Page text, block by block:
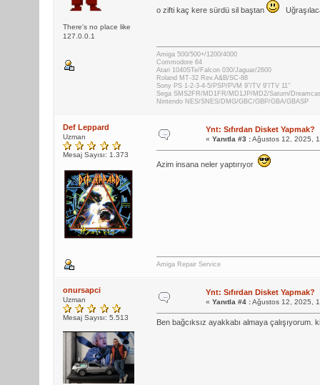
There's no place like
127.0.0.1
o zifti kaç kere sürdü sil baştan
Amiga 500/500+/1200/4000
Commodore 64
Atari 1040STe/Falcon 030/Jaguar/2600
Roland MT-32 Rev.A&B/SC-88
Sony PS 1-2-3-4-5/PSP/PVM 9"/TV 9"/TV 11"
Sega SMS2FR/MD1FR/MD1JP/MD2/Saturn/
Nintendo NES/SNES/DMG/GBC/GBP/GBA/GBASP
Def Leppard
Uzman
Mesaj Sayısı: 1.373
Ynt: Sıfırdan Disket Yapmak?
« Yanıtla #3 :Ağustos 12, 2025,
Azim insana neler yaptırıyor
Amiga Repair Service
onursapci
Uzman
Mesaj Sayısı: 5.513
Ynt: Sıfırdan Disket Yapmak?
« Yanıtla #4 :Ağustos 12, 2025,
Ben bağcıksız ayakkabı almaya